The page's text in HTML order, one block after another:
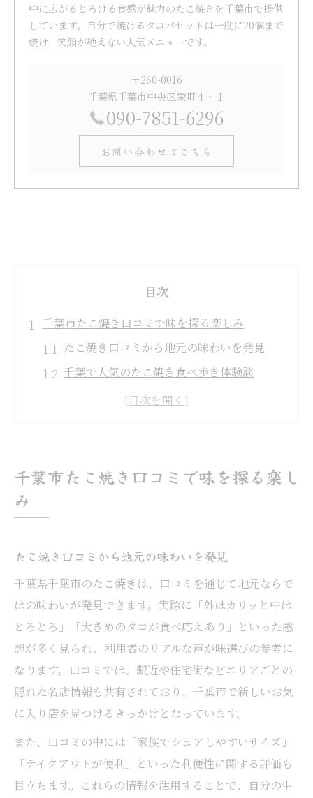
中に広がるとろける食感が魅力のたこ焼きを千葉市で提供
しています。自分で焼けるタコパセットは一度に20個まで
焼け、笑顔が絶えない人気メニューです。
〒260-0016
千葉県千葉市中央区栄町４‐１
090-7851-6296
お問い合わせはこちら
目次
千葉市たこ焼き口コミで味を探る楽しみ
たこ焼き口コミから地元の味わいを発見
千葉で人気のたこ焼き食べ歩き体験談
千葉市で口コミ評価が高いたこ焼き事情
外カリ中トロたこ焼きの評判が話題
由
たこ焼き口コミで知る食感の好みの違い
たこ焼きの焼き加減と千葉市の評判店
美味しいたこ焼き千葉市の口コミ徹底比較
たこ焼きの味わい千葉市口コミランキング
千葉たこ焼き口コミで人気店の魅力を発見
たこ焼き口コミから千葉のおすすめ店選び
千葉市で評判のたこ焼き味比べポイント
食べ放題やテイクアウトも千葉市で注目
千葉市たこ焼き口コミで味を探る楽し
み
たこ焼き口コミから地元の味わいを発見
千葉県千葉市のたこ焼きは、口コミを通じて地元ならで
はの味わいが発見できます。実際に「外はカリッと中は
とろとろ」「大きめのタコが食べ応えあり」といった感
想が多く見られ、利用者のリアルな声が味選びの参考に
なります。口コミでは、駅近や住宅街などエリアごとの
隠れた名店情報も共有されており、千葉市で新しいお気
に入り店を見つけるきっかけとなっています。
また、口コミの中には「家族でシェアしやすいサイズ」
「テイクアウトが便利」といった利便性に関する評価も
目立ちます。これらの情報を活用することで、自分の生